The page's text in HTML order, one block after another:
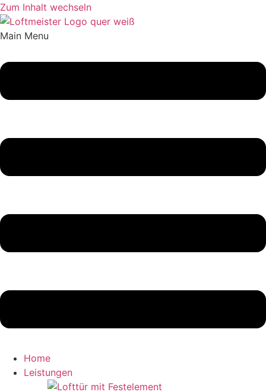
Zum Inhalt wechseln
Main Menu
Home
Leistungen